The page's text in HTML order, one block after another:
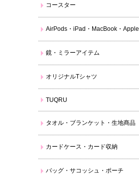
コースター
AirPods・iPad・MacBook・Apple
鏡・ミラーアイテム
オリジナルTシャツ
TUQRU
タオル・ブランケット・生地商品
カードケース・カード収納
バッグ・サコッシュ・ポーチ